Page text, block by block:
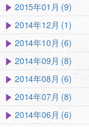
2015年01月 (9)
2014年12月 (1)
2014年10月 (6)
2014年09月 (8)
2014年08月 (6)
2014年07月 (8)
2014年06月 (6)